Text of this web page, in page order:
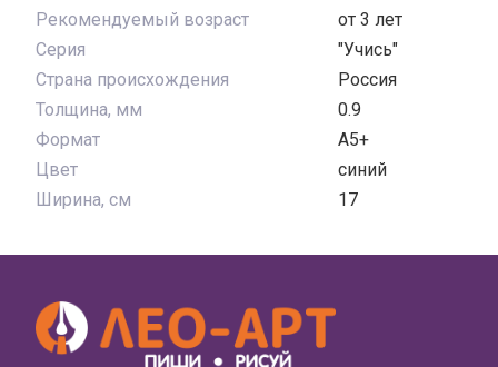
Рекомендуемый возраст
от 3 лет
Серия
"Учись"
Страна происхождения
Россия
Толщина, мм
0.9
Формат
A5+
Цвет
синий
Ширина, см
17